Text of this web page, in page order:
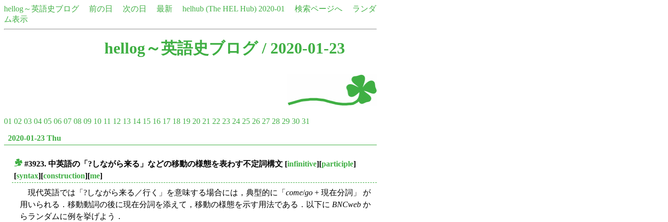
hellog～英語史ブログ 前の日 次の日 最新 helhub (The HEL Hub) 2020-01 検索ページへ
ランダ
ム表示
hellog～英語史ブログ/ 2020-01-23
01 02 03 04 05 06 07 08 09 10 11 12 13 14 15 16 17 18 19 20 21 22 23 24 25 26 27 28 29 30 31
2020-01-23 Thu
#3923. 中英語の「?しながら来る」などの移動の様態を表わす不定詞構文 [infinitive][participle]
[syntax][construction][me]
現代英語では「?しながら来る／行く」を意味する場合には，典型的に「 come/go + 現在分詞」 が
用いられる．移動動詞の後に現在分詞を添えて，移動の様態を示す用法である．以下に BNCweb か
らランダムに例を挙げよう．